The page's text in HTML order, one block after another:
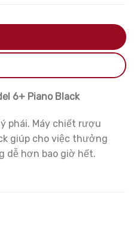
6+ Piano Black
phái. Máy chiết rượu
giúp cho việc thưởng
dễ hơn bao giờ hết.